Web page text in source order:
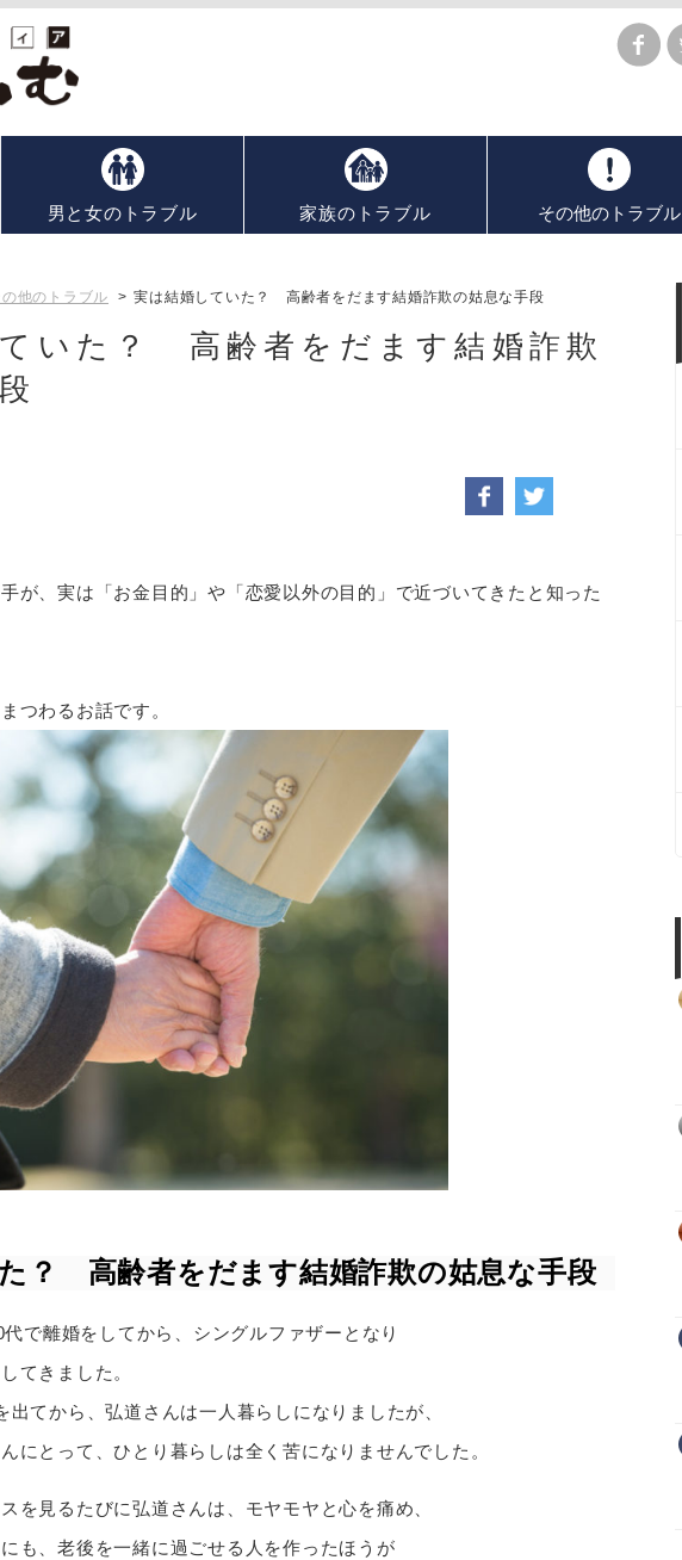
男と女のトラブル 家族のトラブル その他のトラブル
の他のトラブル > 実は結婚していた？ 高齢者をだます結婚詐欺の姑息な手段
いた？ 高齢者をだます結婚詐欺
が、実は「お金目的」や「恋愛以外の目的」で近づいてきたと知った
つわるお話です。
？ 高齢者をだます結婚詐欺の姑息な手段
で離婚をしてから、シングルファザーとなり
てきました。
てから、弘道さんは一人暮らしになりましたが、
にとって、ひとり暮らしは全く苦になりませんでした。
を見るたびに弘道さんは、モヤモヤと心を痛め、
も、老後を一緒に過ごせる人を作ったほうが